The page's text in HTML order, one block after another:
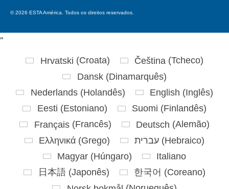
© 2026 ESTA América. Todos os direitos reservados.
''
Hrvatski (Croata) Čeština (Tcheco)
Dansk(Dinamarquês)
Nederlands(Holandês) English (Inglês)
Eesti (Estoniano) Suomi (Finlandês)
Français(Francês) Deutsch (Alemão)
Ελληνικά (Grego) עברית (Hebraico)
Magyar (Húngaro)
Italiano
日本語(Japonês) 한국어 (Coreano)